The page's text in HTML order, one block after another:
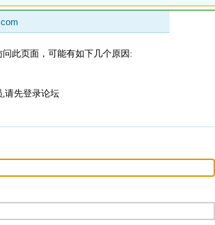
此页面，可能有如下几个原因:
请先登录论坛